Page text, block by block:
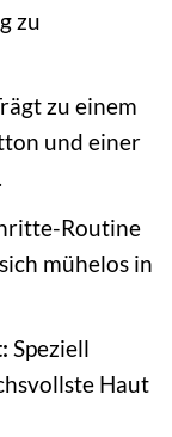
zu
zu einem
und einer
Routine
mühelos in
Speziell
Haut